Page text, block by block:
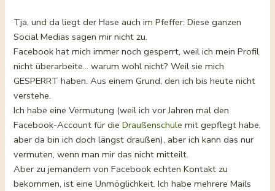
Tja, und da liegt der Hase auch im Pfeffer: Diese ganzen
Social Medias sagen mir nicht zu.
Facebook hat mich immer noch gesperrt, weil ich mein Profil
nicht überarbeite… warum wohl nicht? Weil sie mich
GESPERRT haben. Aus einem Grund, den ich bis heute nicht
verstehe.
Ich habe eine Vermutung (weil ich vor Jahren mal den
Facebook-Account für dieDraußenschule mit gepflegt habe,
aber da bin ich doch längst draußen), aber ich kann das nur
vermuten, wenn man mir das nicht mitteilt.
Aber zu jemandem von Facebook echten Kontakt zu
bekommen, ist eine Unmöglichkeit. Ich habe mehrere Mails